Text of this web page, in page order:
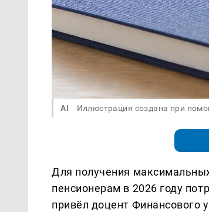
AI Иллюстрация создана при
Для получения
пенсионерам в 2026 году
привёл доцент Финансового